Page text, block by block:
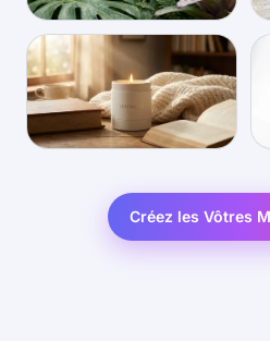
Créez les Vôtres